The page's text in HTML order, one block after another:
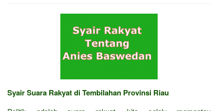
Syair Suara Rakyat di Tembilahan Provinsi Riau